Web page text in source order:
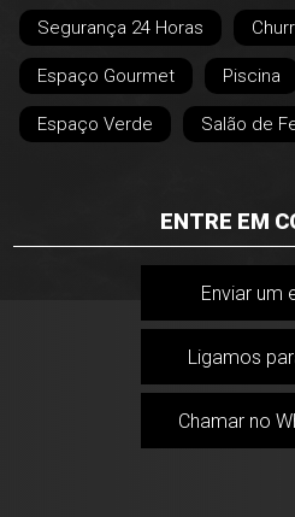
Segurança 24 Horas
Espaço Gourmet Piscina
Espaço Verde Salão de
ENTRE EM
Enviar um
Ligamos
Chamar no